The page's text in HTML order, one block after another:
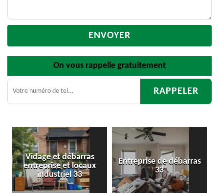
On vous rappelle gratuitement
Entreprise de débarras
33
Débarras
d'appartement 33